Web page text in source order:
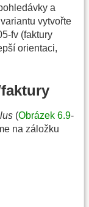
a
vytvořte
fv (faktury
orientaci,
(Obrázek 6.9-
na záložku